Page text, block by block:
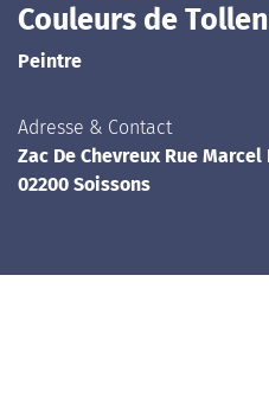
Couleurs de
Peintre
Adresse & Contact
Zac De Chevreux Rue Marcel
02200 Soissons